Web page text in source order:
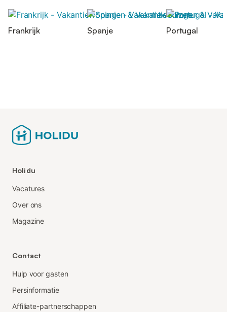
Frankrijk Spanje Portugal
Holidu
Vacatures
Over ons
Magazine
Contact
Hulp voor gasten
Persinformatie
Affiliate-partnerschappen